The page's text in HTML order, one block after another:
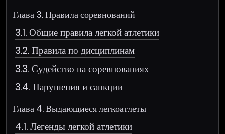
Глава 3. Правила соревнований
3.1. Общие правила легкой атлетики
3.2. Правила по дисциплинам
3.3. Судейство на соревнованиях
3.4. Нарушения и санкции
Глава 4. Выдающиеся легкоатлеты
4.1. Легенды легкой атлетики